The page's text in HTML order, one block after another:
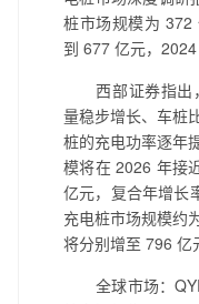
桩市场规模为 372
到 677 亿元，2024
西部证券指
量稳步增长、车桩
桩的充电功率逐年
模将在 2026 年接
亿元，复合年增长
充电桩市场规模约
将分别增至 796 亿
全球市场：